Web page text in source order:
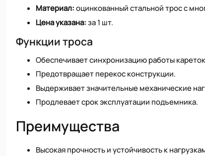
Материал:оцинкованный стальной трос с
Цена указана:за 1 шт.
Функции троса
Обеспечивает синхронизацию работы
Предотвращает перекос конструкции.
Выдерживает значительные механические
Продлевает срок эксплуатации подъемника.
Преимущества
Высокая прочность и устойчивость к